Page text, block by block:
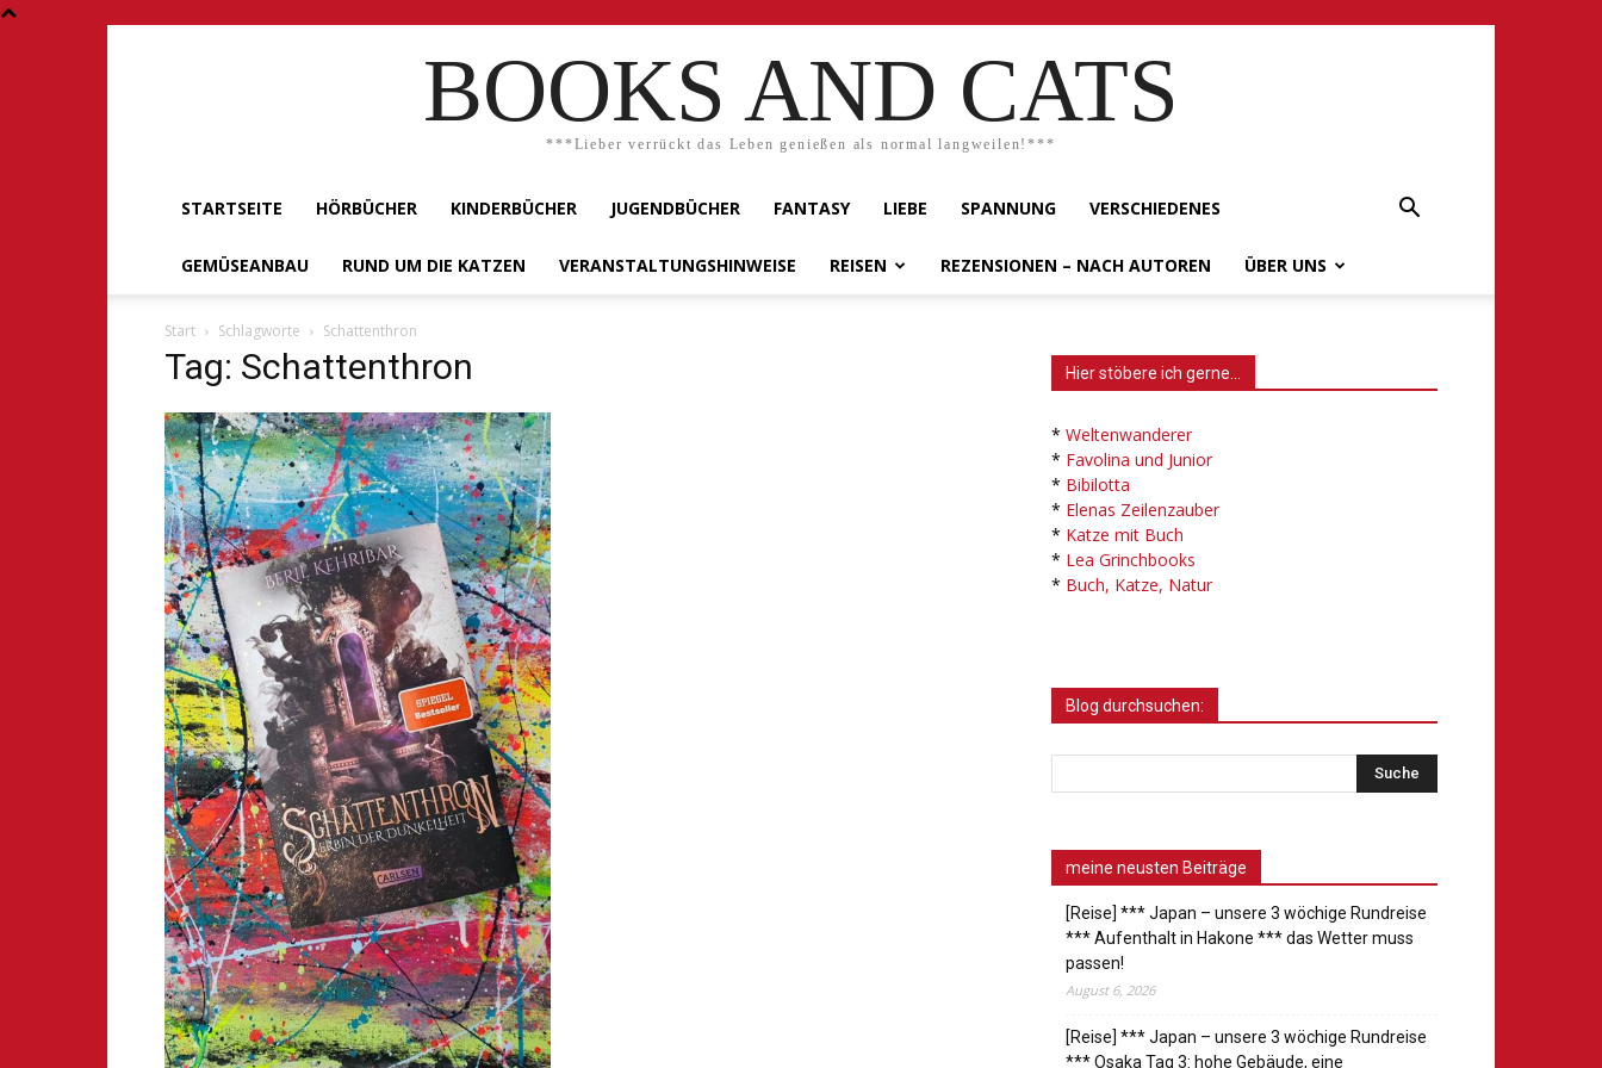
BOOKS AND CATS
***Lieber verrückt das Leben genießen als normal langweilen!***
STARTSEITE HÖRBÜCHER KINDERBÜCHER JUGENDBÜCHER FANTASY LIEBE SPANNUNG VERSCHIEDENES
GEMÜSEANBAU RUND UM DIE KATZEN VERANSTALTUNGSHINWEISE REISEN REZENSIONEN – NACH AUTOREN ÜBER UNS
Start Schlagworte Schattenthron
Tag: Schattenthron Hier stöbere ich gerne…
* Weltenwanderer
* Favolina und Junior
* Bibilotta
* Elenas Zeilenzauber
* Katze mit Buch
* Lea Grinchbooks
* Buch, Katze, Natur
Blog durchsuchen:
meine neusten Beiträge
[Reise] *** Japan – unsere 3 wöchige Rundreise
*** Aufenthalt in Hakone *** das Wetter muss
passen!
August 6, 2026
[Reise] *** Japan – unsere 3 wöchige Rundreise
*** Osaka Tag 3: hohe Gebäude, eine